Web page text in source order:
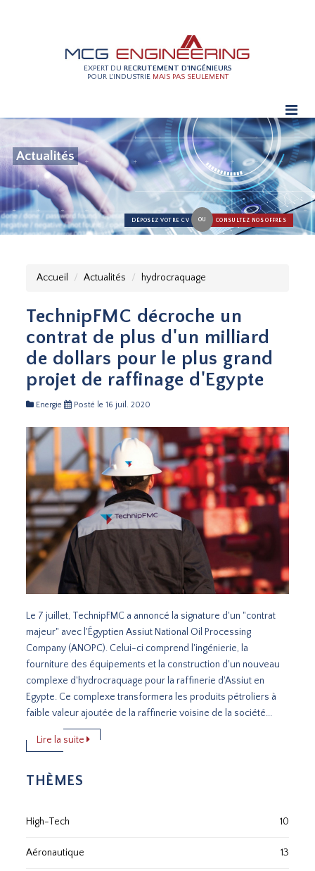
EXPERT DU RECRUTEMENT D'INGÉNIEURS
POUR L'INDUSTRIE MAIS PAS SEULEMENT
Actualités
DÉPOSEZ VOTRE CV OU CONSULTEZ NOS OFFRES
Accueil Actualités hydrocraquage
TechnipFMC décroche un
contrat de plus d'un milliard
de dollars pour le plus grand
projet de raffinage d'Egypte
Energie Posté le 16 juil. 2020
Le 7 juillet, TechnipFMC a annoncé la signature d'un "contrat
majeur" avec l'Égyptien Assiut National Oil Processing
Company (ANOPC). Celui-ci comprend l'ingénierie, la
fourniture des équipements et la construction d'un nouveau
complexe d'hydrocraquage pour la raffinerie d'Assiut en
Egypte. Ce complexe transformera les produits pétroliers à
faible valeur ajoutée de la raffinerie voisine de la société...
Lire la suite
THÈMES
High-Tech 10
Aéronautique 13